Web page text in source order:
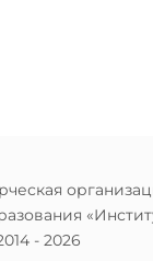
‐ 2026